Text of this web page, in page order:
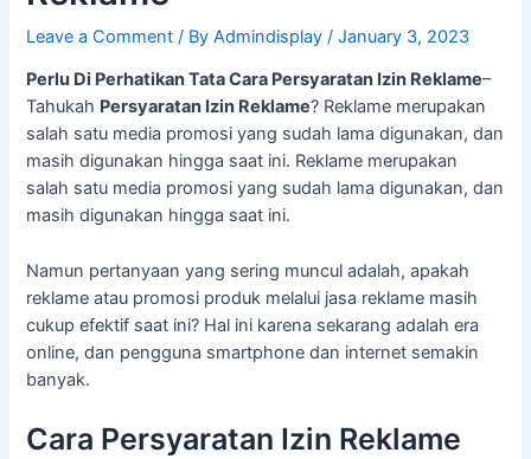
Leave a Comment / ByAdmindisplay/January 3, 2023
Perlu Di Perhatikan Tata Cara Persyaratan Izin Reklame–
Tahukah Persyaratan Izin Reklame? Reklame merupakan
salah satu media promosi yang sudah lama digunakan, dan
masih digunakan hingga saat ini. Reklame merupakan
salah satu media promosi yang sudah lama digunakan, dan
masih digunakan hingga saat ini.
Namun pertanyaan yang sering muncul adalah, apakah
reklame atau promosi produk melalui jasa reklame masih
cukup efektif saat ini? Hal ini karena sekarang adalah era
online, dan pengguna smartphone dan internet semakin
banyak.
Cara Persyaratan Izin Reklame